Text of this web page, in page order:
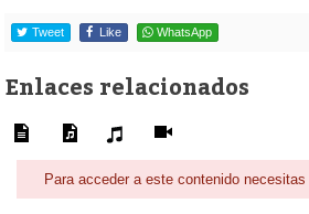
Tweet Like WhatsApp
Enlaces relacionados
Para acceder a este contenido